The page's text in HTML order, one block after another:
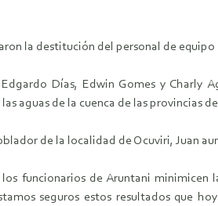
la destitución del personal de equipo
Edgardo Días, Edwin Gomes y Charly
aguas de la cuenca de las provincias
de la localidad de Ocuviri, Juan
los funcionarios de Aruntani
seguros estos resultados que